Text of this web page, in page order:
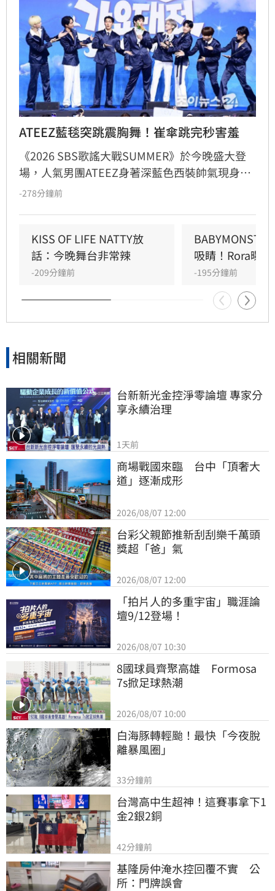
ATEEZ藍毯突跳震胸舞！崔傘跳完秒害羞
《2026 SBS歌謠大戰SUMMER》於今晚盛大登
場，人氣男團ATEEZ身著深藍色西裝帥氣現身藍
毯，展現成熟魅力。現場不僅大秀紅遍全球的招
生，團員更一同合影留下溫馨紀念。ATEEZ承諾
將帶來精彩舞台，感謝粉絲一路以來的支持，讓
現場氣氛嗨翻天。這場結合生日慶祝與精彩演出
的活動，不僅展現ATEEZ的超高人氣，也成為粉
絲心中難忘的夏日回憶，後續演出備受各界高度
關注與期待。
-278分鐘前
KISS OF LIFE NATTY放
話：今晚舞台非常辣
-209分鐘前
吸睛！Rora曝
-195分鐘前
相關新聞
台新新光金控淨零論壇 專家分
享永續治理
1天前
商場戰國來臨　台中「頂奢大
道」逐漸成形
2026/08/07 12:00
台彩父親節推新刮刮樂千萬頭
獎超「爸」氣
2026/08/07 12:00
「拍片人的多重宇宙」職涯論
壇9/12登場！
2026/08/07 10:30
8國球員齊聚高雄　Formosa
7s掀足球熱潮
2026/08/07 10:00
白海豚轉輕颱！最快「今夜脫
離暴風圈」
33分鐘前
台灣高中生超神！這賽事拿下1
金2銀2銅
42分鐘前
基隆房仲淹水控回覆不實　公
所：門牌誤會